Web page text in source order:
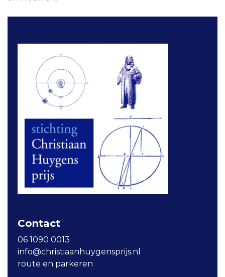
Contact
06 1090 0013
info@christiaanhuygensprijs.nl
route en parkeren